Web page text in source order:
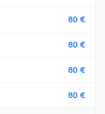
80 €
80 €
80 €
80 €